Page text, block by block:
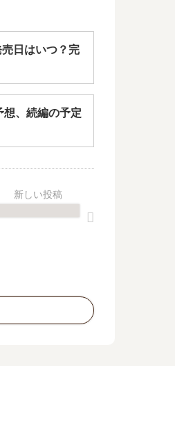
日はいつ？完
想、続編の予定